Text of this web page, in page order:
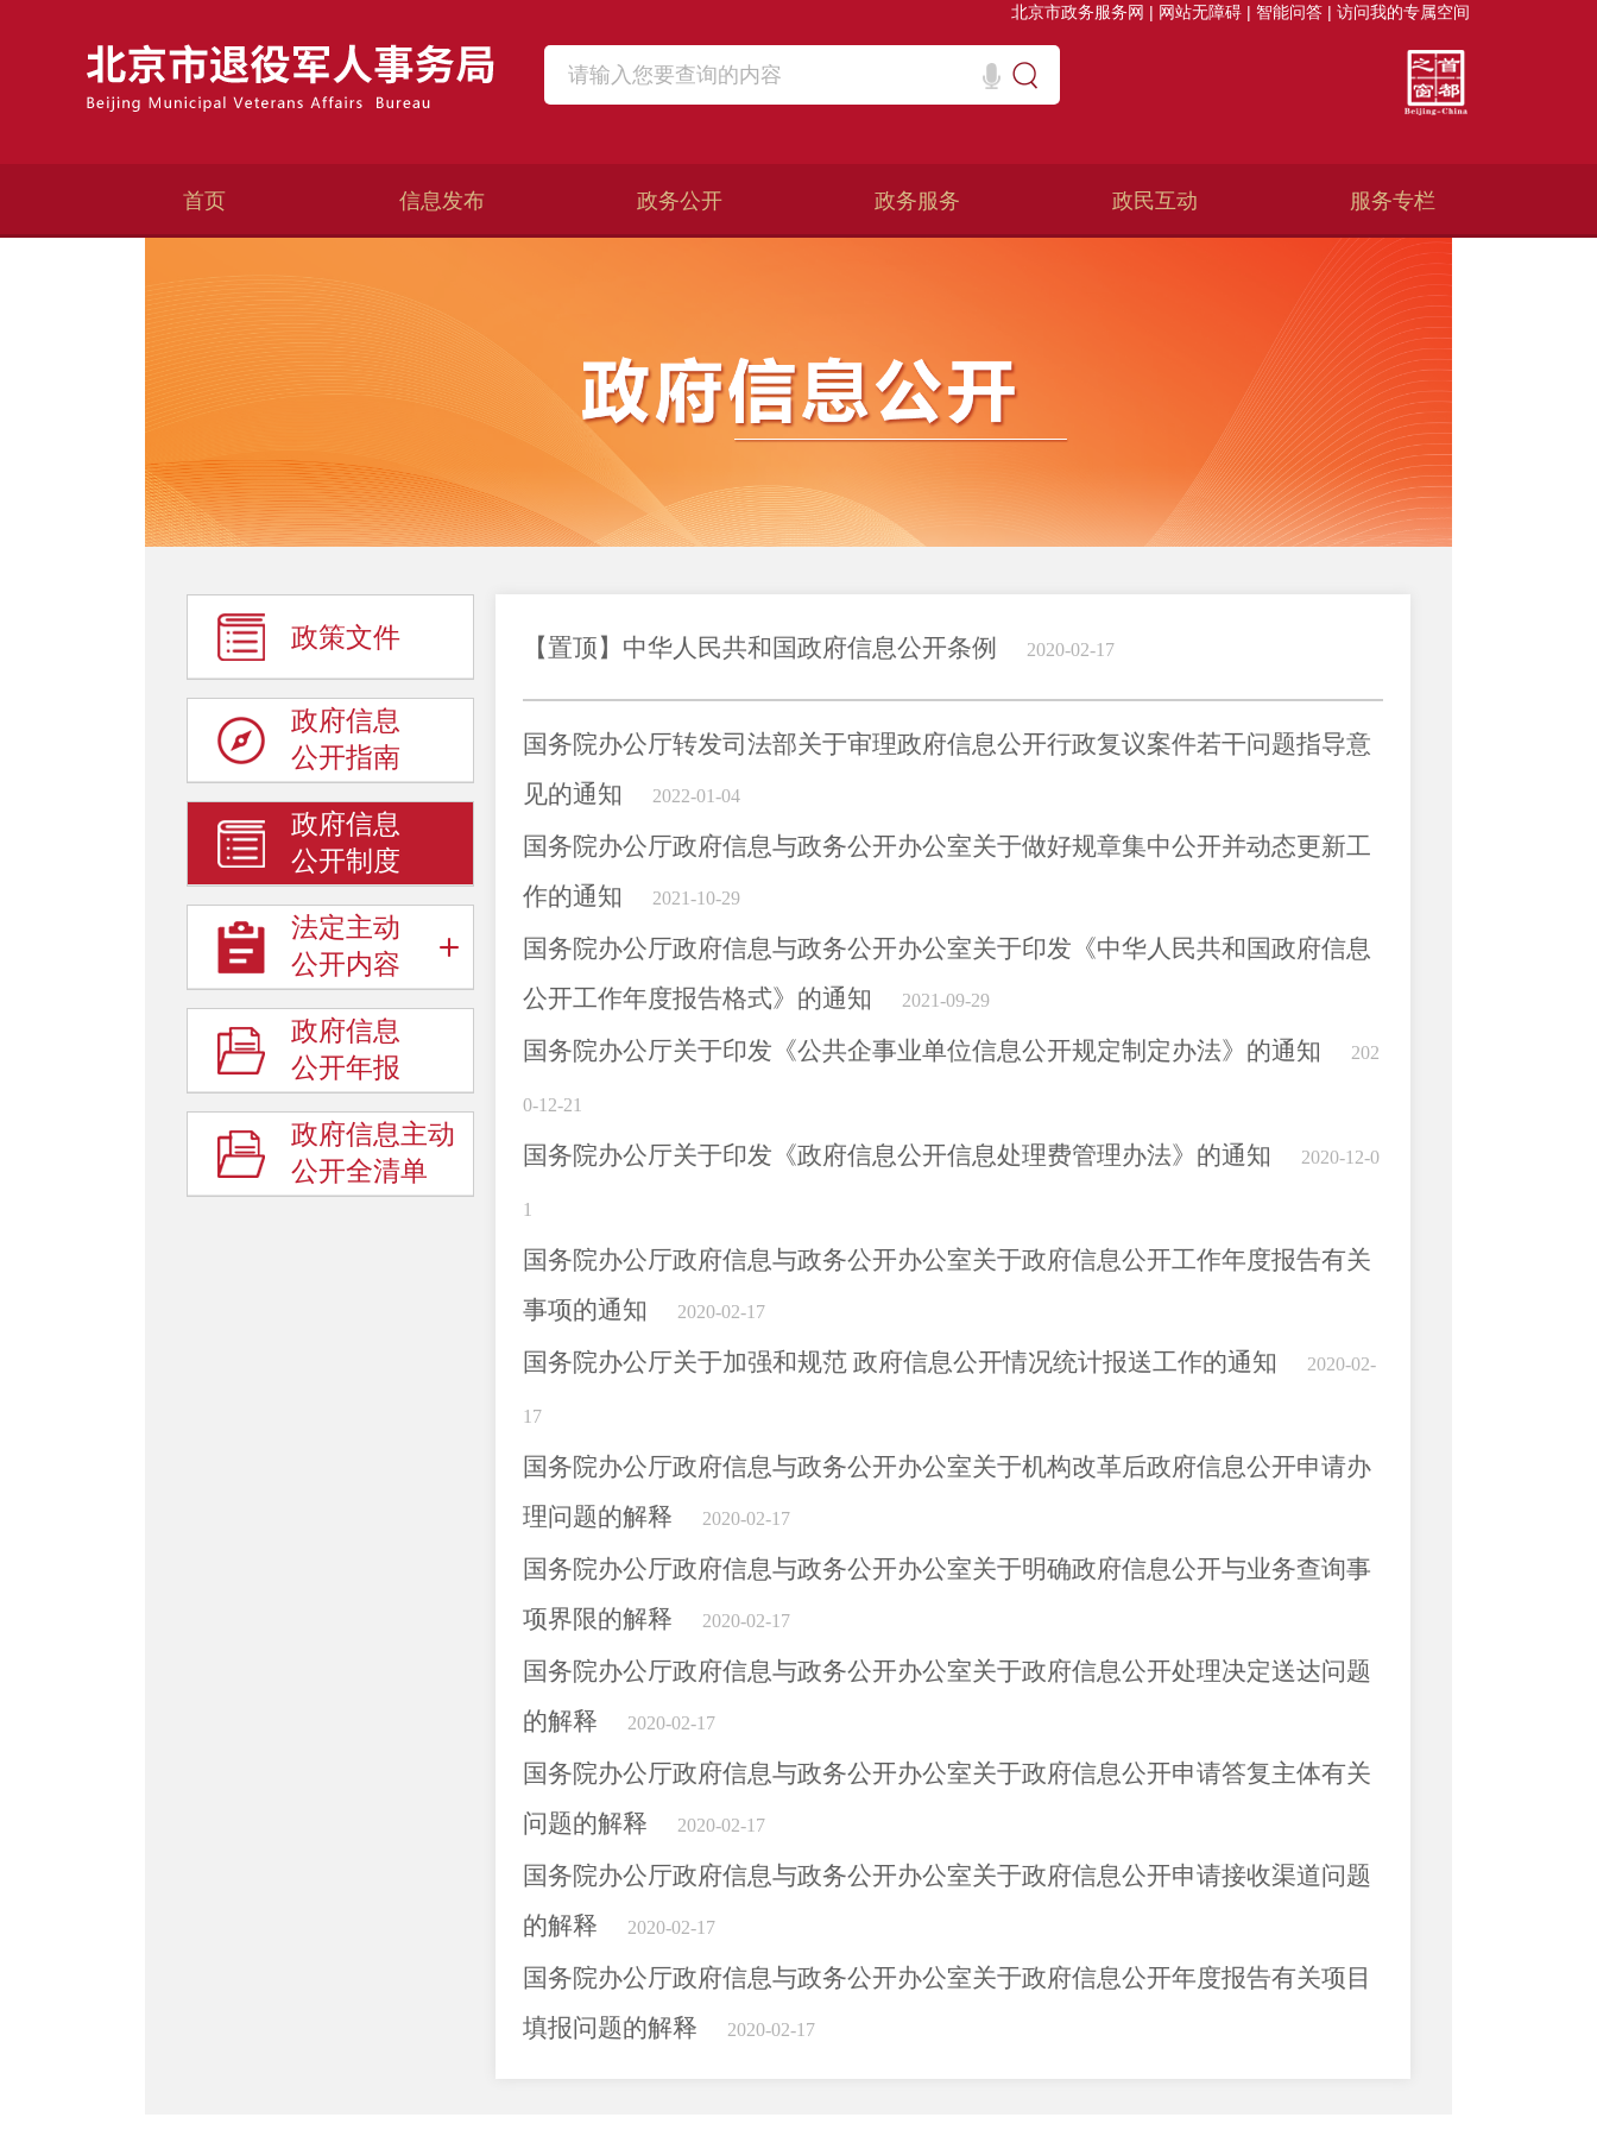
北京市政务服务网 | 网站无障碍 | 智能问答 | 访问我的专属空间
首页 信息发布 政务公开 政务服务 政民互动 服务专栏
政策文件
政府信息
公开指南
政府信息
公开制度
法定主动
公开内容
政府信息
公开年报
政府信息主动
公开全清单
【置顶】中华人民共和国政府信息公开条例 2020-02-17
国务院办公厅转发司法部关于审理政府信息公开行政复议案件若干问题指导意
见的通知
2022-01-04
国务院办公厅政府信息与政务公开办公室关于做好规章集中公开并动态更新工
作的通知
2021-10-29
国务院办公厅政府信息与政务公开办公室关于印发《中华人民共和国政府信息
公开工作年度报告格式》的通知
2021-09-29
国务院办公厅关于印发《公共企事业单位信息公开规定制定办法》的通知 202
0-12-21
国务院办公厅关于印发《政府信息公开信息处理费管理办法》的通知 2020-12-0
1
国务院办公厅政府信息与政务公开办公室关于政府信息公开工作年度报告有关
事项的通知
2020-02-17
国务院办公厅关于加强和规范 政府信息公开情况统计报送工作的通知 2020-02-
17
国务院办公厅政府信息与政务公开办公室关于机构改革后政府信息公开申请办
理问题的解释
2020-02-17
国务院办公厅政府信息与政务公开办公室关于明确政府信息公开与业务查询事
项界限的解释
2020-02-17
国务院办公厅政府信息与政务公开办公室关于政府信息公开处理决定送达问题
的解释
2020-02-17
国务院办公厅政府信息与政务公开办公室关于政府信息公开申请答复主体有关
问题的解释
2020-02-17
国务院办公厅政府信息与政务公开办公室关于政府信息公开申请接收渠道问题
的解释
2020-02-17
国务院办公厅政府信息与政务公开办公室关于政府信息公开年度报告有关项目
填报问题的解释
2020-02-17